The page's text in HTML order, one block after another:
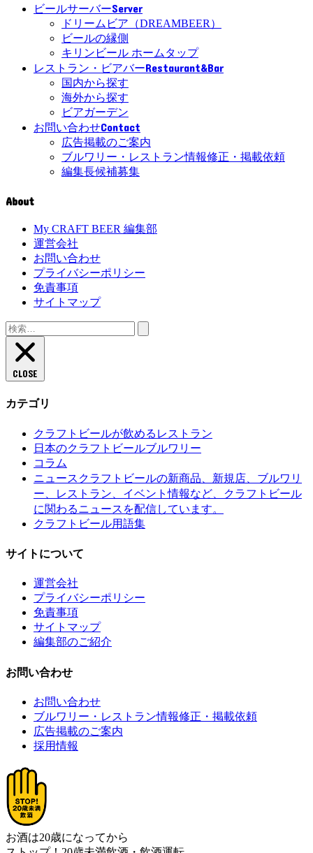
ビールサーバーServer
ドリームビア（DREAMBEER）
ビールの縁側
キリンビール ホームタップ
レストラン・ビアバーRestaurant&Bar
国内から探す
海外から探す
ビアガーデン
お問い合わせContact
広告掲載のご案内
ブルワリー・レストラン情報修正・掲載依頼
編集長候補募集
About
My CRAFT BEER 編集部
運営会社
お問い合わせ
プライバシーポリシー
免責事項
サイトマップ
検
索:
CLOSE
カテゴリ
クラフトビールが飲めるレストラン
日本のクラフトビールブルワリー
コラム
ニュース クラフトビールの新商品、新規店、ブルワリ
ー、レストラン、イベント情報など、クラフトビール
に関わるニュースを配信しています。
クラフトビール用語集
サイトについて
運営会社
プライバシーポリシー
免責事項
サイトマップ
編集部のご紹介
お問い合わせ
お問い合わせ
ブルワリー・レストラン情報修正・掲載依頼
広告掲載のご案内
採用情報
お酒は20歳になってから